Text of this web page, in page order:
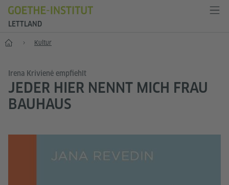
LETTLAND
Start Kultur
Irena Krivienė empfiehlt
JEDER HIER NENNT MICH FRAU
BAUHAUS